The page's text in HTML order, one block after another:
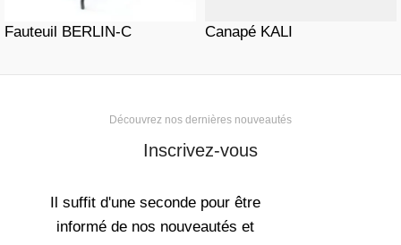
Fauteuil BERLIN-C Canapé KALI
Découvrez nos dernières nouveautés
Inscrivez-vous
Il suffit d'une seconde pour être
informé de nos nouveautés et